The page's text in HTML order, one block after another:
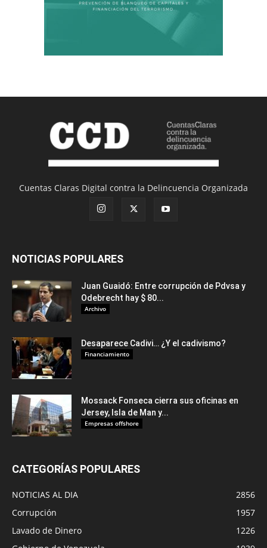
Cuentas Claras Digital contra la Delincuencia Organizada
NOTICIAS POPULARES
Juan Guaidó: Entre corrupción de Pdvsa y
Odebrecht hay $ 80...
Archivo
Desaparece Cadivi… ¿Y el cadivismo?
Financiamiento
Mossack Fonseca cierra sus oficinas en
Jersey, Isla de Man y...
Empresas offshore
CATEGORÍAS POPULARES
NOTICIAS AL DIA
2856
Corrupción
1957
Lavado de Dinero
1226